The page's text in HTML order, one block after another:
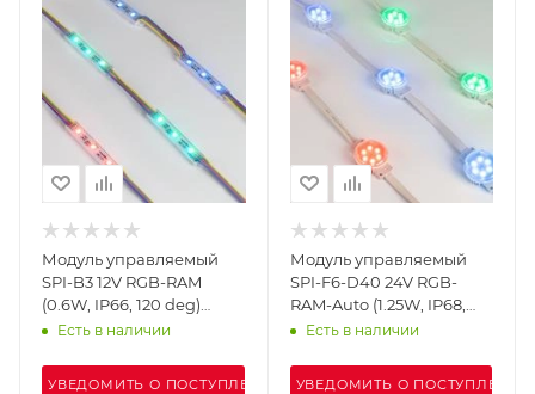
Модуль управляемый
SPI-B3 12V RGB-RAM
(0.6W, IP66, 120 deg)
(Arlight, Пластик, 3 года)
Есть в наличии
УВЕДОМИТЬ О ПОСТУПЛЕНИИ
Модуль управляемый
SPI-F6-D40 24V RGB-
RAM-Auto (1.25W, IP68,
120 deg) (Arlight,
Есть в наличии
УВЕДОМИТЬ О ПОСТУПЛЕНИИ